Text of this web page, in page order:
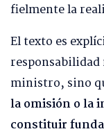
fielmente la
El texto es
responsabilidad
ministro, sino
la omisión o la
constituir